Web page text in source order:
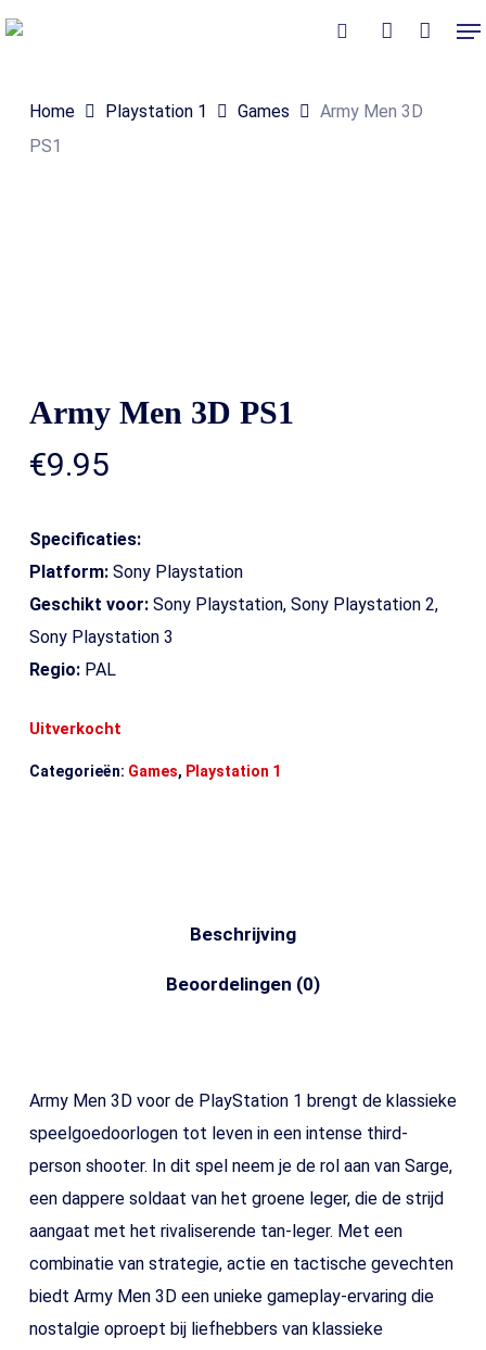
Skip
content
Home Playstation 1 Games
Army Men 3D
PS1
Army Men 3D PS1
€9.95
Specificaties:
Platform:Sony Playstation
Geschikt voor:Sony Playstation, Sony Playstation 2,
Sony Playstation 3
Regio:PAL
Uitverkocht
Categorieën: Games, Playstation 1
Beschrijving
Beoordelingen (0)
Army Men 3D voor de PlayStation 1 brengt de klassieke
speelgoedoorlogen tot leven in een intense third-
person shooter. In dit spel neem je de rol aan van Sarge,
een dappere soldaat van het groene leger, die de strijd
aangaat met het rivaliserende tan-leger. Met een
combinatie van strategie, actie en tactische gevechten
biedt Army Men 3D een unieke gameplay-ervaring die
nostalgie oproept bij liefhebbers van klassieke